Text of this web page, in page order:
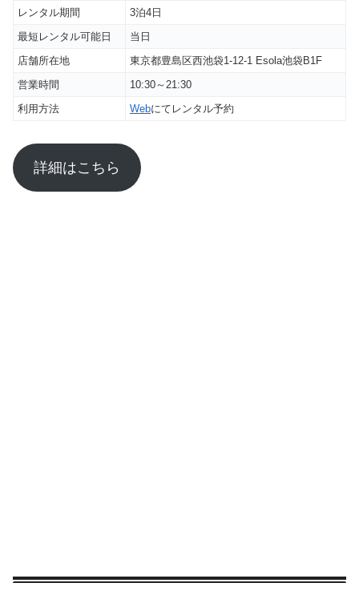
レンタル期間
3泊4日
最短レンタル可能日
当日
店舗所在地
東京都豊島区西池袋1-12-1 Esola池袋B1F
営業時間
10:30～21:30
利用方法
Webにてレンタル予約
詳細はこちら